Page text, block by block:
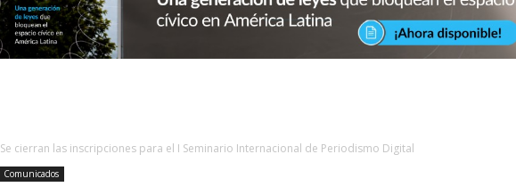
Se cierran las inscripciones para el I Seminario Internacional de Periodismo Digital
Comunicados